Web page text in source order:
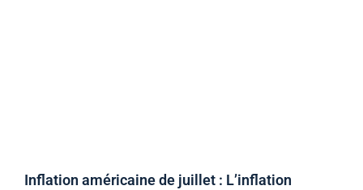
Inflation américaine de juillet : L’inflation